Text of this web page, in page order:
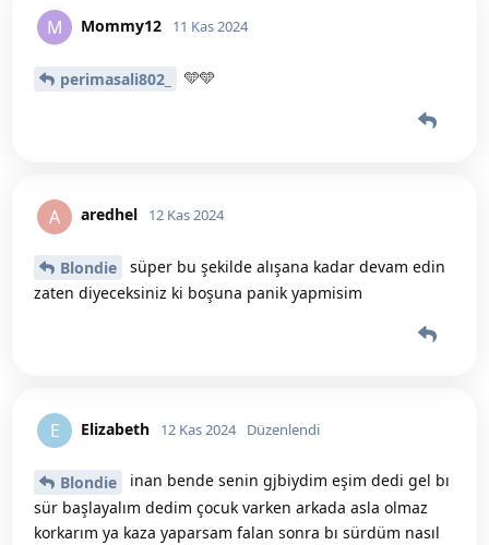
M Mommy12 11 Kas 2024
perimasali802_ 🩵🩵
A aredhel 12 Kas 2024
Blondie
süper bu şekilde alışana kadar devam edin
zaten diyeceksiniz ki boşuna panik yapmisim
E Elizabeth 12 Kas 2024 Düzenlendi
Blondie
inan bende senin gjbiydim eşim dedi gel bı
sür başlayalım dedim çocuk varken arkada asla olmaz
korkarım ya kaza yaparsam falan sonra bı sürdüm nasıl